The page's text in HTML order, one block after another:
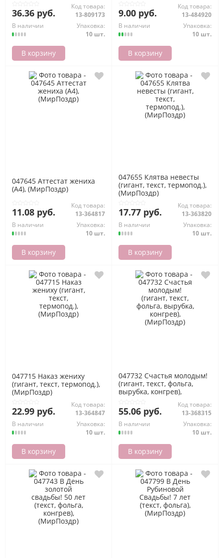
(А2, текст, вырубка),
(ИмперияПоздр)
36.36 руб.
Код товара:
13-809173
В наличии
Упаковка:
10 шт.
В корзину
9.00 руб.
Код товара:
13-484920
В наличии
Упаковка:
10 шт.
В корзину
047645 Аттестат жениха
(А4), (МирПоздр)
11.08 руб.
Код товара:
13-364817
В наличии
Упаковка:
10 шт.
В корзину
047655 Клятва невесты
(гигант, текст, термопод.),
(МирПоздр)
17.77 руб.
Код товара:
13-363820
В наличии
Упаковка:
10 шт.
В корзину
047715 Наказ жениху
(гигант, текст, термопод.),
(МирПоздр)
22.99 руб.
Код товара:
13-364847
В наличии
Упаковка:
10 шт.
В корзину
047732 Счастья молодым!
(гигант, текст, фольга,
вырубка, конгрев),
55.06 руб.
Код товара:
13-368315
В наличии
Упаковка:
10 шт.
В корзину